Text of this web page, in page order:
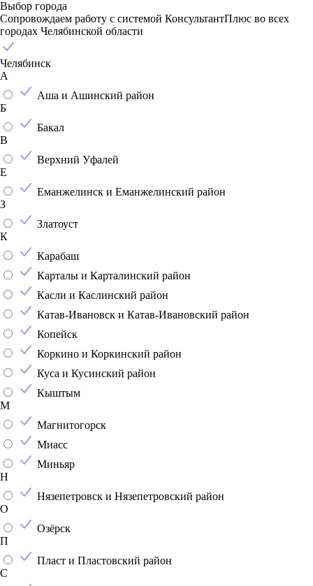
Выбор города
Сопровождаем работу с системой КонсультантПлюс во всех
городах Челябинской области
Челябинск
А
Аша и Ашинский район
Б
Бакал
В
Верхний Уфалей
Е
Еманжелинск и Еманжелинский район
З
Златоуст
К
Карабаш
Карталы и Карталинский район
Касли и Каслинский район
Катав-Ивановск и Катав-Ивановский район
Копейск
Коркино и Коркинский район
Куса и Кусинский район
Кыштым
М
Магнитогорск
Миасс
Миньяр
Н
Нязепетровск и Нязепетровский район
О
Озёрск
П
Пласт и Пластовский район
С